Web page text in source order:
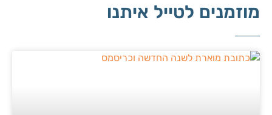
ליטר לאדם). אוכל ונישנושים בהתאם למשך הטיול. נעליים
סגורות, ביגוד בהתאם לעונה אך רצוי תמיד מומלץ מכנסיים
מוזמנים לטייל איתנו